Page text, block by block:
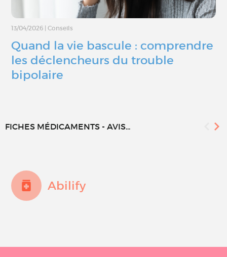
13/04/2026 Conseils
Quand la vie bascule : comprendre
les déclencheurs du trouble
bipolaire
FICHES MÉDICAMENTS - AVIS...
Abilify